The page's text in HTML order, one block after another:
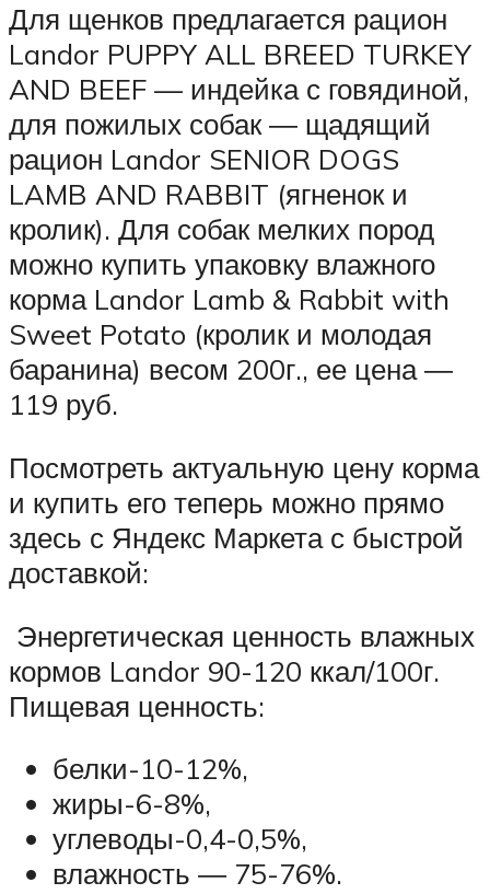
Для щенков предлагается рацион
Landor PUPPY ALL BREED TURKEY
AND BEEF — индейка с говядиной,
для пожилых собак ― щадящий
рацион Landor SENIOR DOGS
LAMB AND RABBIT (ягненок и
кролик). Для собак мелких пород
можно купить упаковку влажного
корма Landor Lamb & Rabbit with
Sweet Potato (кролик и молодая
баранина) весом 200г., ее цена ―
119 руб.
Посмотреть актуальную цену корма
и купить его теперь можно прямо
здесь с Яндекс Маркета с быстрой
доставкой:
Энергетическая ценность влажных
кормов Landor 90-120 ккал/100г.
Пищевая ценность:
белки-10-12%,
жиры-6-8%,
углеводы-0,4-0,5%,
влажность ― 75-76%.